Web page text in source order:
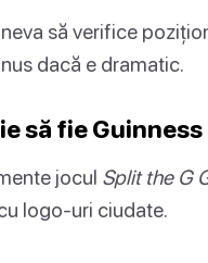
să verifice
dacă e dramatic.
să fie Guinness
jocul Split the G
logo-uri ciudate.